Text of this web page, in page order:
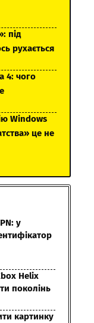
під
рухається
4: чого
Windows
це не
у
Helix
поколінь
картинку